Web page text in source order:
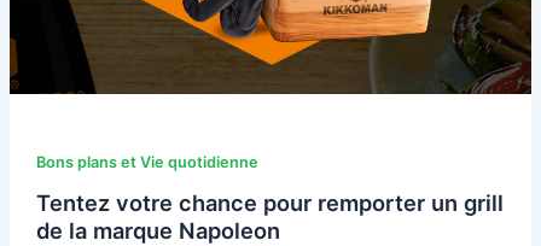
Bons plans et Vie quotidienne
Tentez votre chance pour remporter un grill
de la marque Napoleon